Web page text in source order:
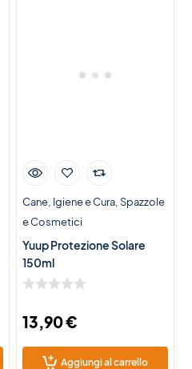
Cane Igiene e Cura Spazzole
e Cosmetici
Yuup Protezione Solare
150ml
13,90€
Aggiungi al carrello